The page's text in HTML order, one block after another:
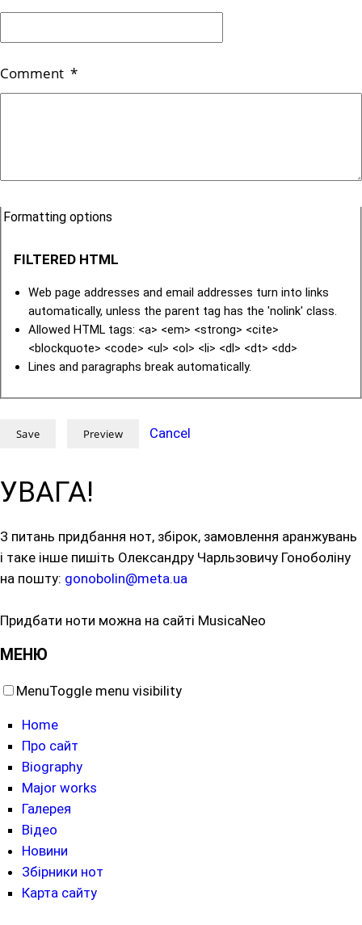
Comment *
Formatting options
FILTERED HTML
Web page addresses and email addresses turn into links
automatically, unless the parent tag has the 'nolink' class.
Allowed HTML tags: <a> <em> <strong> <cite>
<blockquote> <code> <ul> <ol> <li> <dl> <dt> <dd>
Lines and paragraphs break automatically.
Cancel
УВАГА!
З питань придбання нот, збірок, замовлення аранжувань
і таке інше пишіть Олександру Чарльзовичу Гоноболіну
на пошту: gonobolin@meta.ua
Придбати ноти можна на сайті MusicaNeo
МЕНЮ
MenuToggle menu visibility
Home
Про сайт
Biography
Major works
Галерея
Відео
Новини
Збірники нот
Карта сайту